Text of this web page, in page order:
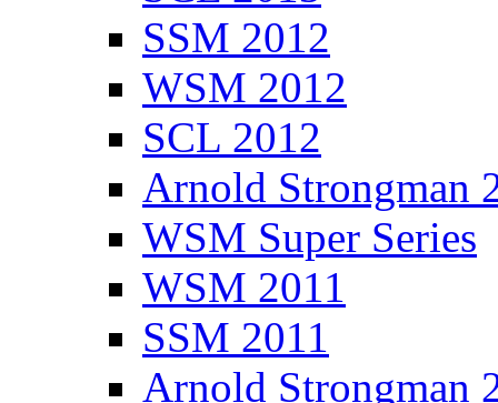
SSM 2012
WSM 2012
SCL 2012
Arnold Strongman
WSM Super Series
WSM 2011
SSM 2011
Arnold Strongman